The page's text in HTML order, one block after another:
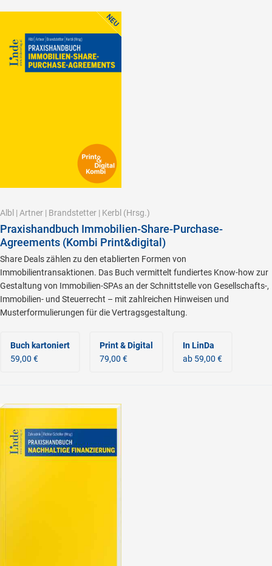
Albl | Artner | Brandstetter | Kerbl (Hrsg.)
Praxishandbuch Immobilien-Share-Purchase-
Agreements (Kombi Print&digital)
Share Deals zählen zu den etablierten Formen von
Immobilientransaktionen. Das Buch vermittelt fundiertes Know-how zur
Gestaltung von Immobilien-SPAs an der Schnittstelle von Gesellschafts-,
Immobilien- und Steuerrecht – mit zahlreichen Hinweisen und
Musterformulierungen für die Vertragsgestaltung.
Buch kartoniert
59,00 €
Print & Digital
79,00 €
In LinDa
ab 59,00 €